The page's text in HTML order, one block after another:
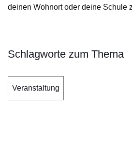
deinen Wohnort oder deine Schule
Schlagworte zum Thema
Veranstaltung